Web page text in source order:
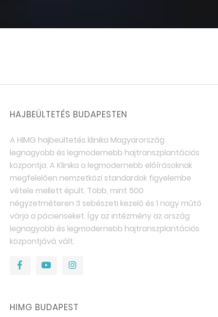
HAJBEÜLTETÉS BUDAPESTEN
A HIMG hajbeültetés klinika Magyarország
legnagyobb és legmodernebb hajtranszplantációs
központja. A Klinika a legmodernebb előírásoknak
megfelelően nemzetközi standardok figyelembe
vétele mellett épült. Több, mint 500
négyzetméteren 3 sebészeti kezelő és 1 nagy műtő
várja a pácienseket. Így az intézmény az ország
legnagyobb és legmodernebb hajtranszplantációs
központjává vált.
HIMG BUDAPEST